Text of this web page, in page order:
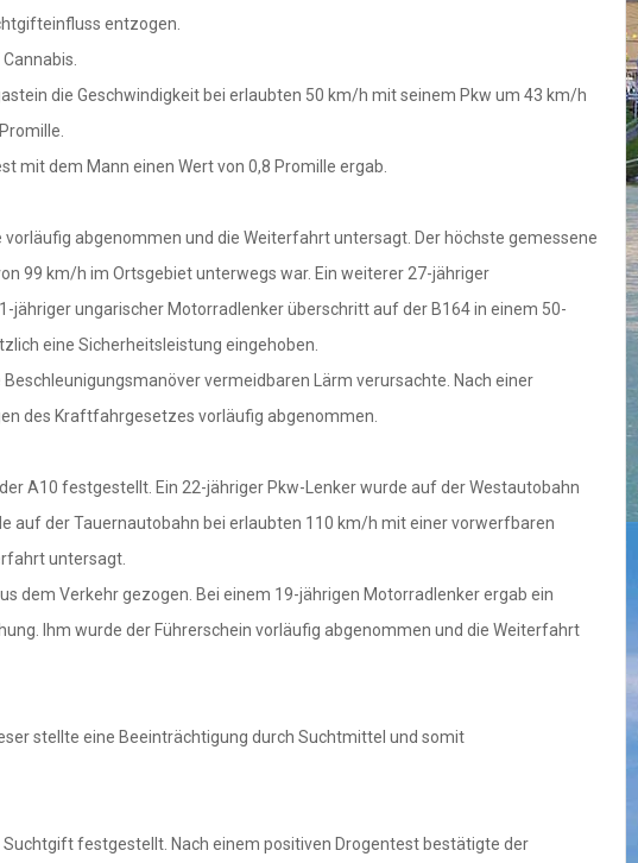
entzogen.
die Geschwindigkeit bei erlaubten 50 km/h mit seinem Pkw um 43 km/h
mit dem Mann einen Wert von 0,8 Promille ergab.
abgenommen und die Weiterfahrt untersagt. Der höchste gemessene
99 km/h im Ortsgebiet unterwegs war. Ein weiterer 27-jähriger
jähriger ungarischer Motorradlenker überschritt auf der B164 in einem 50-
eine Sicherheitsleistung eingehoben.
vermeidbaren Lärm verursachte. Nach einer
des Kraftfahrgesetzes vorläufig abgenommen.
A10 festgestellt. Ein 22-jähriger Pkw-Lenker wurde auf der Westautobahn
auf der Tauernautobahn bei erlaubten 110 km/h mit einer vorwerfbaren
untersagt.
dem Verkehr gezogen. Bei einem 19-jährigen Motorradlenker ergab ein
Ihm wurde der Führerschein vorläufig abgenommen und die Weiterfahrt
stellte eine Beeinträchtigung durch Suchtmittel und somit
festgestellt. Nach einem positiven Drogentest bestätigte der